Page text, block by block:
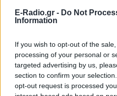
E-Radio.gr - Do Not
Information
If you wish to opt-out of the
processing of your personal or
targeted advertising by us,
section to confirm your
opt-out request is processed
λευκό